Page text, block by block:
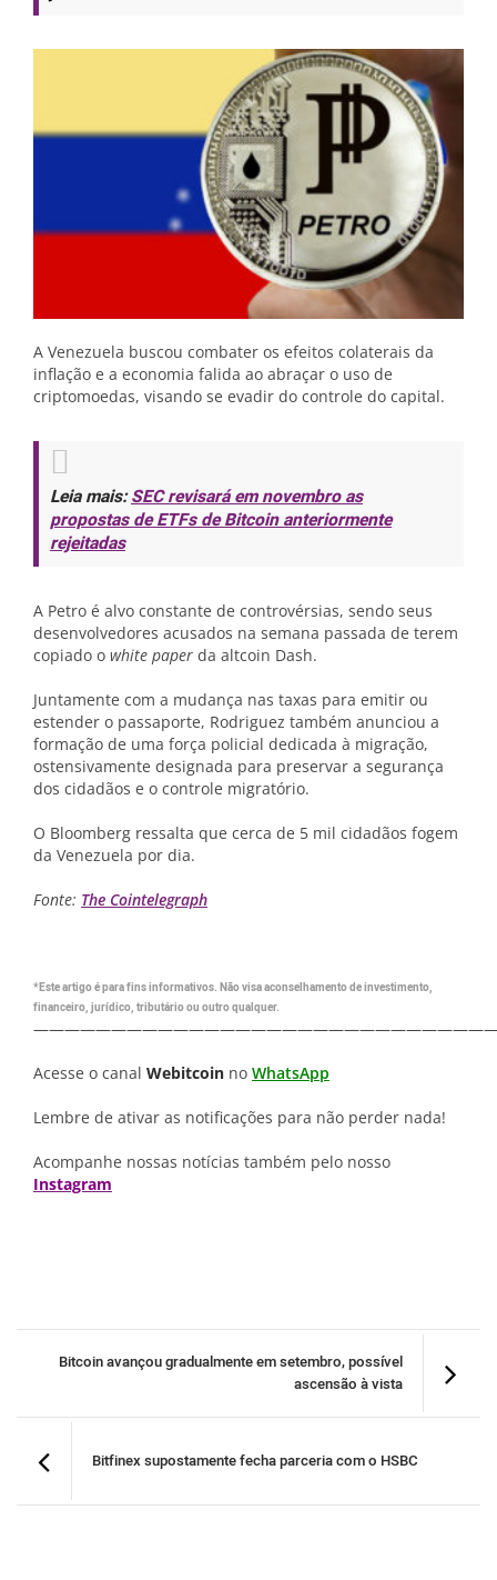
A Venezuela buscou combater os efeitos colaterais da
inflação e a economia falida ao abraçar o uso de
criptomoedas, visando se evadir do controle do capital.
Leia mais:SEC revisará em novembro as
propostas de ETFs de Bitcoin anteriormente
rejeitadas
A Petro é alvo constante de controvérsias, sendo seus
desenvolvedores acusados na semana passada de terem
copiado o white paper da altcoin Dash.
Juntamente com a mudança nas taxas para emitir ou
estender o passaporte, Rodriguez também anunciou a
formação de uma força policial dedicada à migração,
ostensivamente designada para preservar a segurança
dos cidadãos e o controle migratório.
O Bloomberg ressalta que cerca de 5 mil cidadãos fogem
da Venezuela por dia.
Fonte: The Cointelegraph
*Este artigo é para fins informativos. Não visa aconselhamento de investimento,
financeiro, jurídico, tributário ou outro qualquer.
Acesse o canal Webitcoin no WhatsApp
Lembre de ativar as notificações para não perder nada!
Acompanhe nossas notícias também pelo nosso
Instagram
Bitcoin avançou gradualmente em setembro, possível
ascensão à vista
Bitfinex supostamente fecha parceria com o HSBC